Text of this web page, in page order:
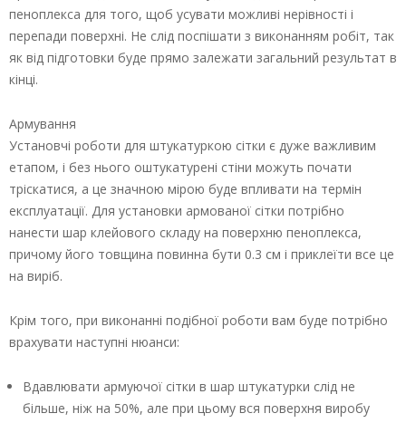
пеноплекса для того, щоб усувати можливі нерівності і
перепади поверхні. Не слід поспішати з виконанням робіт, так
як від підготовки буде прямо залежати загальний результат в
кінці.
Армування
Установчі роботи для штукатуркою сітки є дуже важливим
етапом, і без нього оштукатурені стіни можуть почати
тріскатися, а це значною мірою буде впливати на термін
експлуатації. Для установки армованої сітки потрібно
нанести шар клейового складу на поверхню пеноплекса,
причому його товщина повинна бути 0.3 см і приклеїти все це
на виріб.
Крім того, при виконанні подібної роботи вам буде потрібно
врахувати наступні нюанси:
Вдавлювати армуючої сітки в шар штукатурки слід не
більше, ніж на 50%, але при цьому вся поверхня виробу